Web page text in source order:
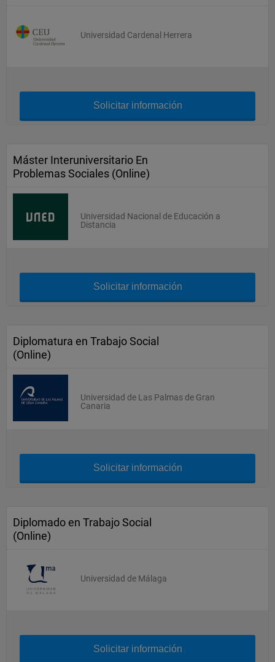
Universidad Cardenal Herrera
Solicitar información
Máster Interuniversitario En
Problemas Sociales (Online)
Universidad Nacional de Educación a
Distancia
Solicitar información
Diplomatura en Trabajo Social
(Online)
Universidad de Las Palmas de Gran
Canaria
Solicitar información
Diplomado en Trabajo Social
(Online)
Universidad de Málaga
Solicitar información